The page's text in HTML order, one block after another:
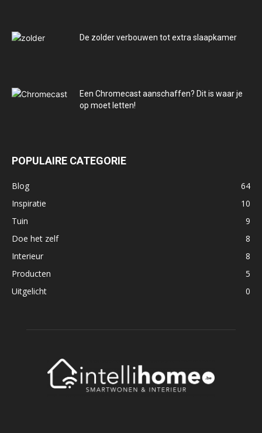
De zolder verbouwen tot extra slaapkamer
Een Chromecast aanschaffen? Dit is waar je
op moet letten!
POPULAIRE CATEGORIE
Blog
64
Inspiratie
10
Tuin
9
Doe het zelf
8
Interieur
8
Producten
5
Uitgelicht
0